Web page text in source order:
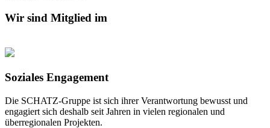
Wir sind Mitglied im
Soziales Engagement
Die SCHATZ-Gruppe ist sich ihrer Verantwortung bewusst und
engagiert sich deshalb seit Jahren in vielen regionalen und
überregionalen Projekten.